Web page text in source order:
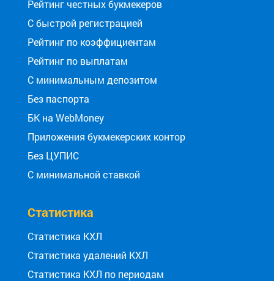
Рейтинг честных букмекеров
С быстрой регистрацией
Рейтинг по коэффициентам
Рейтинг по выплатам
С минимальным депозитом
Без паспорта
БК на WebMoney
Приложения букмекерских контор
Без ЦУПИС
С минимальной ставкой
Статистика
Статистика КХЛ
Статистика удалений КХЛ
Статистика КХЛ по периодам